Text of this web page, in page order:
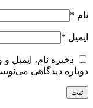
نام *
ایمیل *
ذخیره نام، ایمیل
دوباره دیدگاهی